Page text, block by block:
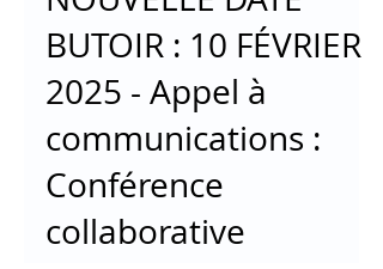
22 juil. 2024 2 min de lecture
NOUVELLE DATE
BUTOIR : 10 FÉVRIER
2025 - Appel à
communications :